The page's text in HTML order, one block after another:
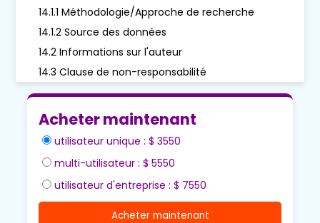
14.1.1 Méthodologie/Approche de recherche
14.1.2 Source des données
14.2 Informations sur l'auteur
14.3 Clause de non-responsabilité
Acheter maintenant
utilisateur unique : $ 3550
multi-utilisateur : $ 5550
utilisateur d'entreprise : $ 7550
Acheter maintenant